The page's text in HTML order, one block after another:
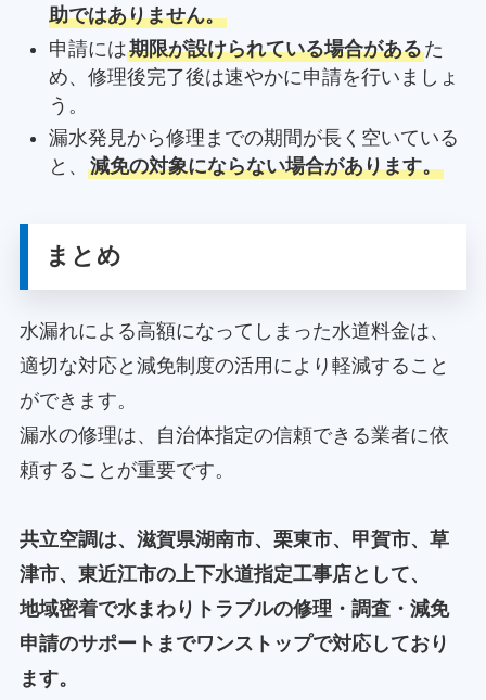
助ではありません。
申請には期限が設けられている場合があるた
め、修理後完了後は速やかに申請を行いましょ
う。
漏水発見から修理までの期間が長く空いている
と、 減免の対象にならない場合があります。
まとめ
水漏れによる高額になってしまった水道料金は、
適切な対応と減免制度の活用により軽減すること
ができます。
漏水の修理は、自治体指定の信頼できる業者に依
頼することが重要です。
共立空調は、滋賀県湖南市、栗東市、甲賀市、草
津市、東近江市の上下水道指定工事店として、
地域密着で水まわりトラブルの修理・調査・減免
申請のサポートまでワンストップで対応しており
ます。